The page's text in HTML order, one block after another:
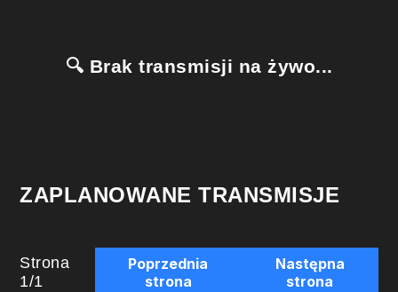
🔍 Brak transmisji na żywo...
ZAPLANOWANE TRANSMISJE
Strona
1/1
Poprzednia
strona
Następna
strona